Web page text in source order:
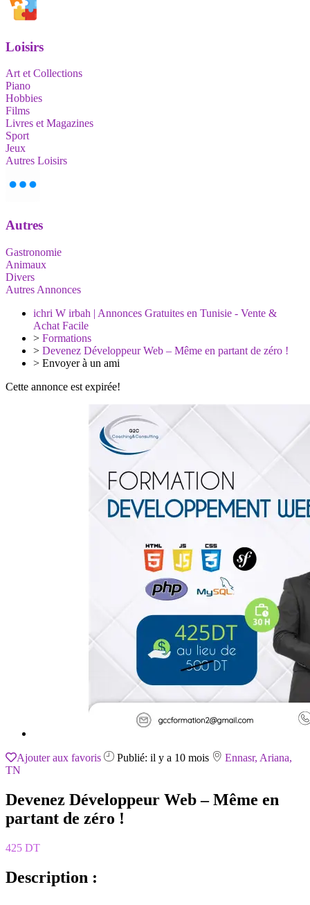
Loisirs
Art et Collections
Piano
Hobbies
Films
Livres et Magazines
Sport
Jeux
Autres Loisirs
Autres
Gastronomie
Animaux
Divers
Autres Annonces
ichri W irbah | Annonces Gratuites en Tunisie - Vente &
Achat Facile
> Formations
> Devenez Développeur Web – Même en partant de zéro !
> Envoyer à un ami
Cette annonce est expirée!
Ajouter aux favoris Publié: il y a 10 mois
Ennasr, Ariana,
TN
Devenez Développeur Web – Même en
partant de zéro !
425 DT
Description :